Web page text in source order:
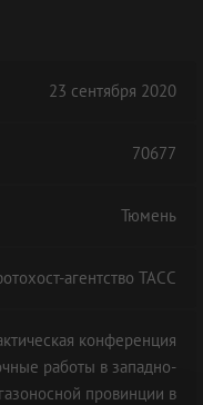
23 сентября 2020
70677
Тюмень
агентство ТАСС
конференция
работы в западно-
провинции в